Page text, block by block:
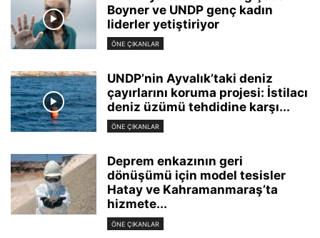
Boyner ve UNDP genç kadın
liderler yetiştiriyor
ÖNE ÇIKANLAR
UNDP’nin Ayvalık’taki deniz
çayırlarını koruma projesi: İstilacı
deniz üzümü tehdidine karşı...
ÖNE ÇIKANLAR
Deprem enkazının geri
dönüşümü için model tesisler
Hatay ve Kahramanmaraş’ta
hizmete...
ÖNE ÇIKANLAR